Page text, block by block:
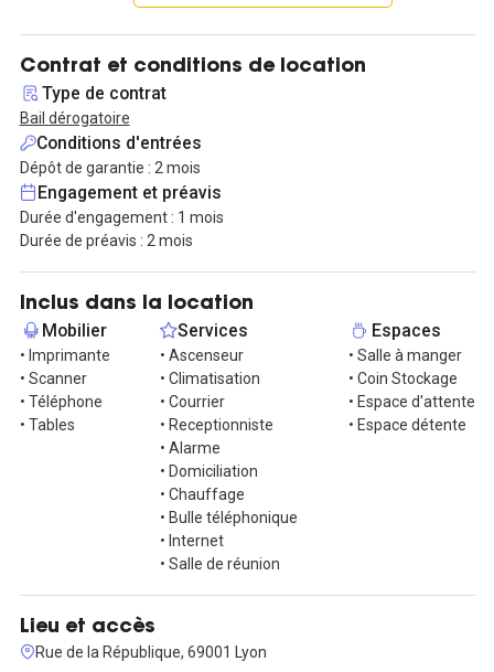
ondes et frigidaire)
- D’une salle de réunion
- D’une imprimante
- Accueil hôtesse en journée
- D’un accès sécurisé par badge 24h/24h, 7j/7
L'espace devient "dog-friendly" ! Ils offrent aux professionnels
l’opportunité unique d’emmener leur chien au bureau.
Offre tarifaire réservée aux nouveaux clients.
Contactez-nous pour en savoir plus !
Venez découvrir l'esprit Workoon, "un bureau comme à la maison"
: journée d'essai offerte !
Contrat et conditions de location
Type de contrat
Bail dérogatoire
Conditions d'entrées
Dépôt de garantie : 2 mois
Engagement et préavis
Durée d'engagement : 1 mois
Durée de préavis : 2 mois
Inclus dans la location
Mobilier
• Imprimante
• Scanner
• Téléphone
• Tables
Services
• Ascenseur
• Climatisation
• Courrier
• Receptionniste
• Alarme
• Domiciliation
• Chauffage
• Bulle téléphonique
• Internet
• Salle de réunion
Espaces
• Salle à manger
• Coin Stockage
• Espace d'attente
• Espace détente
Lieu et accès
Rue de la République, 69001 Lyon